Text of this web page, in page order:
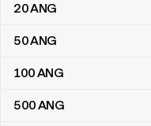
20ANG
50ANG
100ANG
500ANG